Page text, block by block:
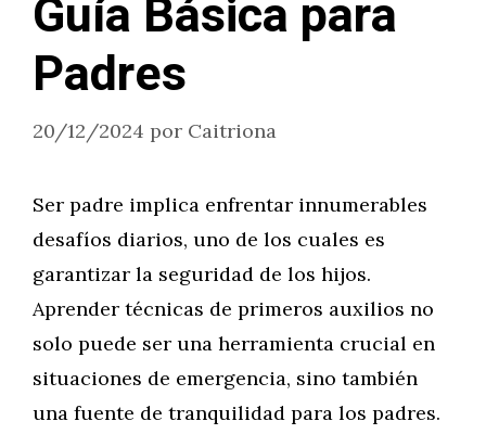
Guía Básica para
Padres
20/12/2024 por Caitriona
Ser padre implica enfrentar innumerables
desafíos diarios, uno de los cuales es
garantizar la seguridad de los hijos.
Aprender técnicas de primeros auxilios no
solo puede ser una herramienta crucial en
situaciones de emergencia, sino también
una fuente de tranquilidad para los padres.